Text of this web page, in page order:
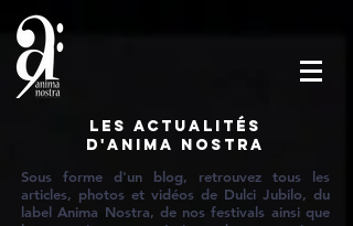
Les actualités
d'Anima Nostra
Sous forme d'un blog, retrouvez tous les
articles, photos et vidéos de Dulci Jubilo, du
label Anima Nostra, de nos festivals ainsi que